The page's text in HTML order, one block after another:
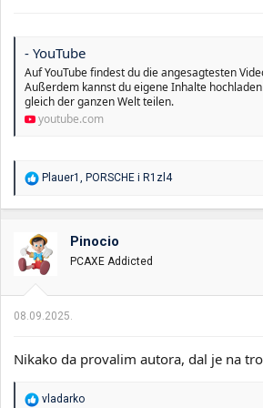
- YouTube
Auf YouTube findest du die angesagtesten
Außerdem kannst du eigene Inhalte
gleich der ganzen Welt teilen.
youtube.com
R
o
v
a
n
:
Plauer1 PORSCHE i R1zl4
Pinocio
PCAXE Addicted
08.09.2025.
Nikako da provalim autora, dal je na
R
vladarko